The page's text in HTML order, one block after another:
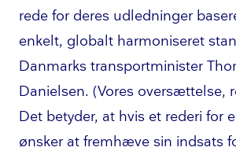
rede for deres udledninger
enkelt, globalt harmoniseret
Danmarks trans­port­mi­ni­ster
Danielsen. (Vores oversættelse,
Det betyder, at hvis et rederi for
ønsker at fremhæve sin indsats